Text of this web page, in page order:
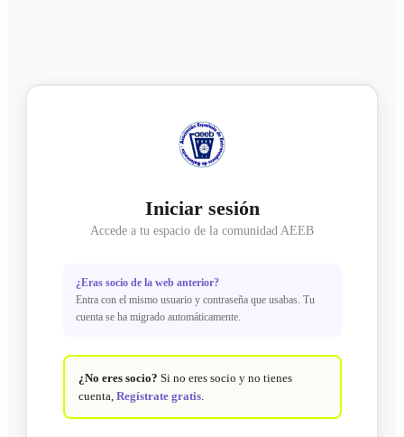
Iniciar sesión
Accede a tu espacio de la comunidad AEEB
¿Eras socio de la web anterior?
Entra con el mismo usuario y contraseña que usabas. Tu
cuenta se ha migrado automáticamente.
¿No eres socio? Si no eres socio y no tienes
cuenta, Regístrate gratis